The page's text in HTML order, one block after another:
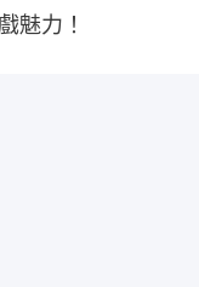
魅力！